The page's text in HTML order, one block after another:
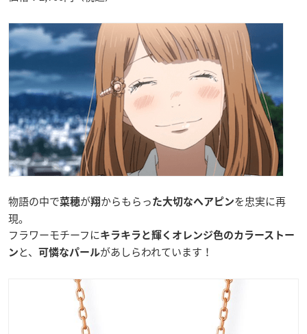
物語の中で菜穂が翔 からもらっ た大切なヘアピンを忠実に再
現。
フラワーモチーフにキラキラと輝くオレンジ色のカラーストー
ン と、 可憐なパールがあしらわれています！